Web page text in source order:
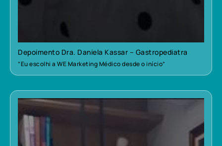
Depoimento Dra. Daniela Kassar – Gastropediatra
“Eu escolhi a WE Marketing Médico desde o início”